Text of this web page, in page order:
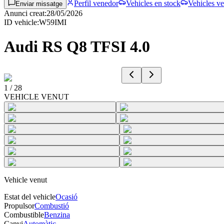
Enviar missatge Perfil venedor Vehicles en stock
Vehicles
Anunci creat:28/05/2026
ID vehicle:W59IMI
Audi RS Q8 TFSI 4.0
1 / 28
VEHICLE VENUT
Vehicle venut
Estat del vehicleOcasió
PropulsorCombustió
CombustibleBenzina